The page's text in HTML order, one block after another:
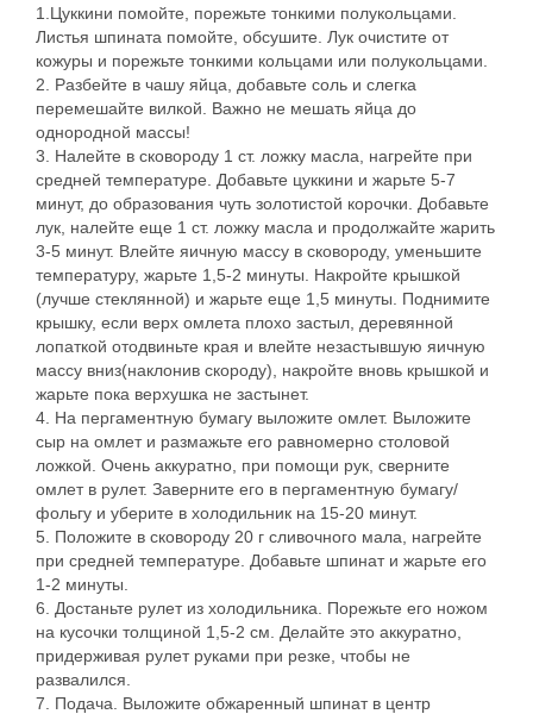
1.Цуккини помойте, порежьте тонкими полукольцами.
Листья шпината помойте, обсушите. Лук очистите от
кожуры и порежьте тонкими кольцами или полукольцами.
2. Разбейте в чашу яйца, добавьте соль и слегка
перемешайте вилкой. Важно не мешать яйца до
однородной массы!
3. Налейте в сковороду 1 ст. ложку масла, нагрейте при
средней температуре. Добавьте цуккини и жарьте 5-7
минут, до образования чуть золотистой корочки. Добавьте
лук, налейте еще 1 ст. ложку масла и продолжайте жарить
3-5 минут. Влейте яичную массу в сковороду, уменьшите
температуру, жарьте 1,5-2 минуты. Накройте крышкой
(лучше стеклянной) и жарьте еще 1,5 минуты. Поднимите
крышку, если верх омлета плохо застыл, деревянной
лопаткой отодвиньте края и влейте незастывшую яичную
массу вниз(наклонив скороду), накройте вновь крышкой и
жарьте пока верхушка не застынет.
4. На пергаментную бумагу выложите омлет. Выложите
сыр на омлет и размажьте его равномерно столовой
ложкой. Очень аккуратно, при помощи рук, сверните
омлет в рулет. Заверните его в пергаментную бумагу/
фольгу и уберите в холодильник на 15-20 минут.
5. Положите в сковороду 20 г сливочного мала, нагрейте
при средней температуре. Добавьте шпинат и жарьте его
1-2 минуты.
6. Достаньте рулет из холодильника. Порежьте его ножом
на кусочки толщиной 1,5-2 см. Делайте это аккуратно,
придерживая рулет руками при резке, чтобы не
развалился.
7. Подача. Выложите обжаренный шпинат в центр